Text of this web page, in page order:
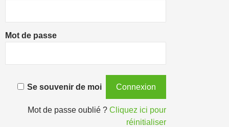
Mot de passe
Se souvenir de moi
Mot de passe oublié ? Cliquez ici pour
réinitialiser